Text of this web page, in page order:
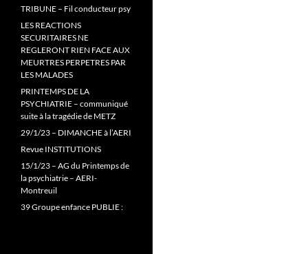
TRIBUNE – Fil conducteur psy
LES REACTIONS
SECURITAIRES NE
REGLERONT RIEN FACE AUX
MEURTRES PERPETRES PAR
LES MALADES
PRINTEMPS DE LA
PSYCHIATRIE – communiqué
suite à la tragédie de METZ
29/1/23 – DIMANCHE à l’AERI
Revue INSTITUTIONS
15/1/23 – AG du Printemps de
la psychiatrie – AERI-
Montreuil
39 Groupe enfance PUBLIE :